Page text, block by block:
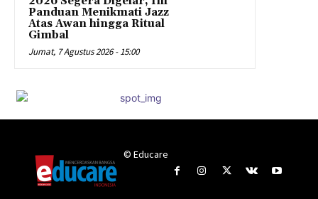
Panduan Menikmati Jazz
Atas Awan hingga Ritual
Gimbal
Jumat, 7 Agustus 2026 - 15:00
© Educare